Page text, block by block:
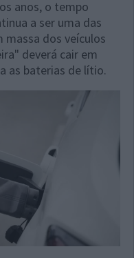
anos, o tempo
a ser uma das
massa dos veículos
deverá cair em
as baterias de lítio.